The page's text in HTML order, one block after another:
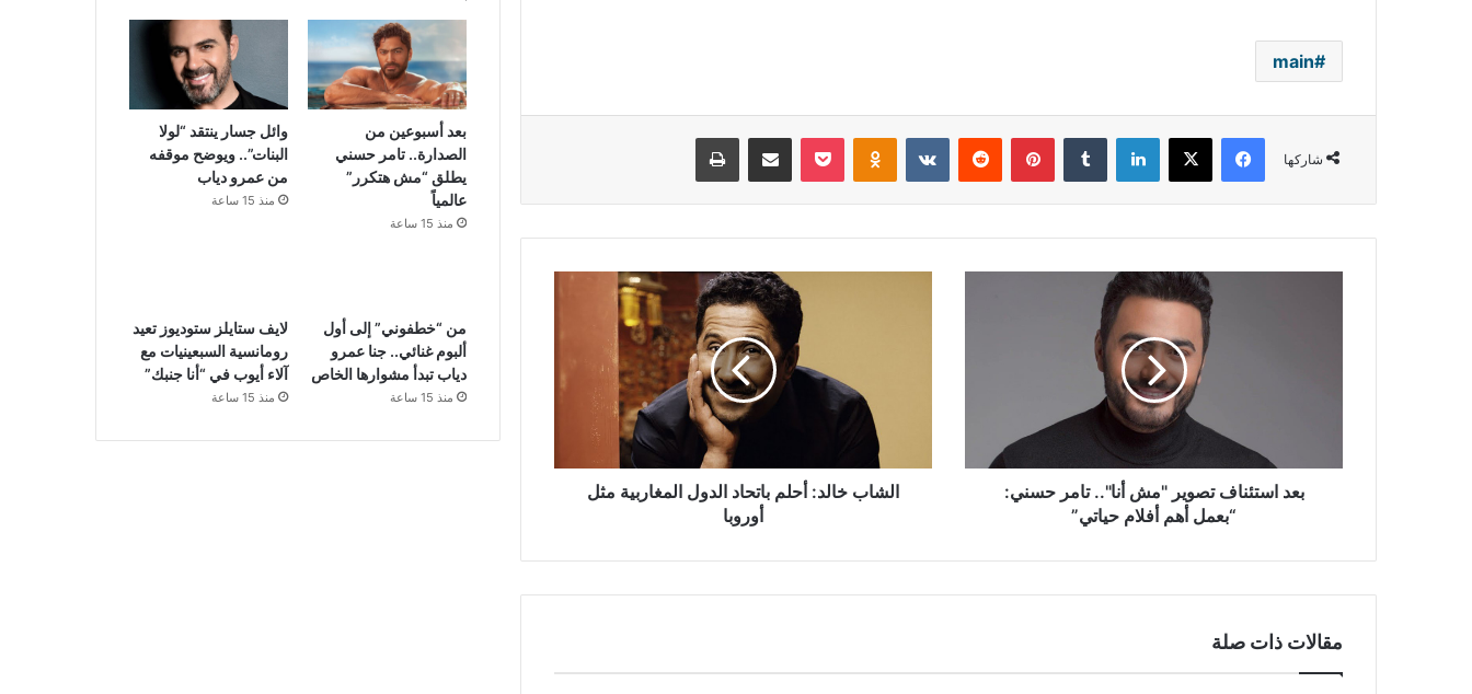
main
شاركها
فيسبوك ‫X لينكدإن بينتيريست Odnoklassniki
‫Pocket مشاركة عبر البريد طباعة
أهم
بعد استئناف تصوير "مش أنا".. تامر حسني:
“بعمل أهم أفلام حياتي”
الشاب خالد: أحلم باتحاد الدول المغاربية مثل
أوروبا
مقالات ذات صلة
بعد أسبوعين من
الصدارة.. تامر حسني
يطلق “مش هتكرر”
عالمياً
منذ 15 ساعة
وائل جسار ينتقد “لولا
البنات”.. ويوضح موقفه
من عمرو دياب
منذ 15 ساعة
من “خطفوني” إلى أول
ألبوم غنائي.. جنا عمرو
دياب تبدأ مشوارها الخاص
منذ 15 ساعة
لايف ستايلز ستوديوز تعيد
رومانسية السبعينيات مع
آلاء أيوب في “أنا جنبك”
منذ 15 ساعة